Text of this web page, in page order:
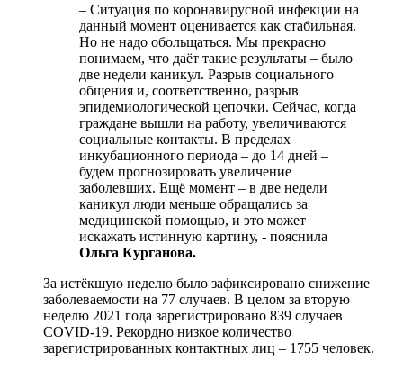
– Ситуация по коронавирусной инфекции на
данный момент оценивается как стабильная.
Но не надо обольщаться. Мы прекрасно
понимаем, что даёт такие результаты – было
две недели каникул. Разрыв социального
общения и, соответственно, разрыв
эпидемиологической цепочки. Сейчас, когда
граждане вышли на работу, увеличиваются
социальные контакты. В пределах
инкубационного периода – до 14 дней –
будем прогнозировать увеличение
заболевших. Ещё момент – в две недели
каникул люди меньше обращались за
медицинской помощью, и это может
искажать истинную картину, - пояснила
Ольга Курганова.
За истёкшую неделю было зафиксировано снижение
заболеваемости на 77 случаев. В целом за вторую
неделю 2021 года зарегистрировано 839 случаев
COVID-19. Рекордно низкое количество
зарегистрированных контактных лиц – 1755 человек.